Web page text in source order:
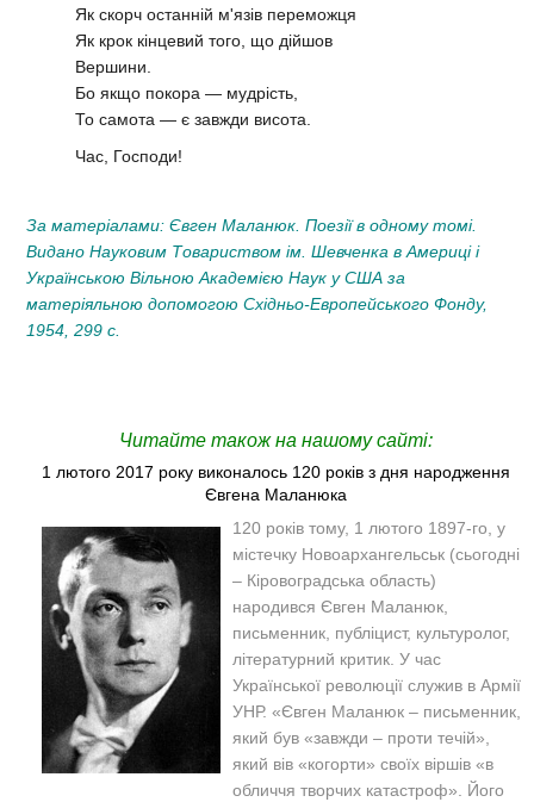
Як скорч останній м'язів переможця
Як крок кінцевий того, що дійшов
Вершини.
Бо якщо покора — мудрість,
То самота — є завжди висота.
Час, Господи!
За матеріалами: Євген Маланюк. Поезії в одному томі.
Видано Науковим Товариством ім. Шевченка в Америці і
Українською Вільною Академією Наук у США за
матеріяльною допомогою Східньо-Европейського Фонду,
1954, 299 с.
Читайте також на нашому сайті:
1 лютого 2017 року виконалось 120 років з дня народження
Євгена Маланюка
120 років тому, 1 лютого 1897-го, у
містечку Новоархангельськ (сьогодні
– Кіровоградська область)
народився Євген Маланюк,
письменник, публіцист, культуролог,
літературний критик. У час
Української революції служив в Армії
УНР. «Євген Маланюк – письменник,
який був «завжди – проти течій»,
який вів «когорти» своїх віршів «в
обличчя творчих катастроф». Його